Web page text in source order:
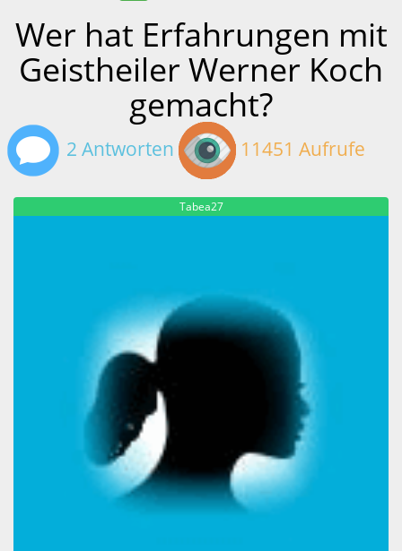
Wer hat Erfahrungen mit
Geistheiler Werner Koch
gemacht?
2 Antworten 11451 Aufrufe
Tabea27